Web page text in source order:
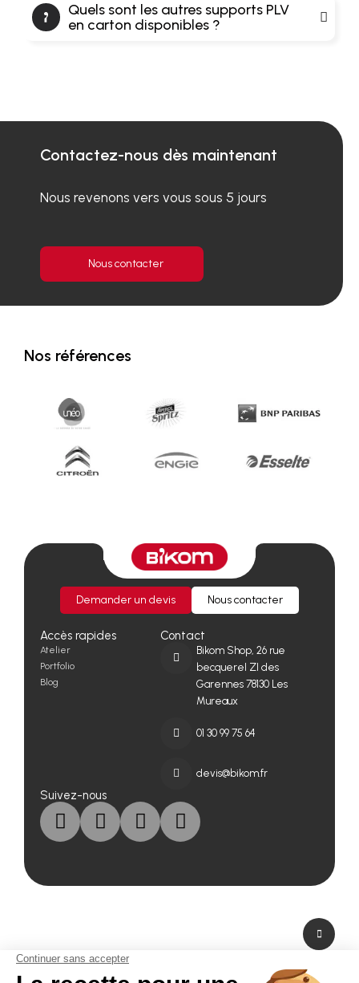
Quels sont les autres supports PLV
en carton disponibles ?
Contactez-nous dès maintenant
Nous revenons vers vous sous 5 jours
Nous contacter
Nos références
Demander un devis Nous contacter
Accès rapides
Atelier
Portfolio
Blog
Contact
Bikom Shop, 26 rue
becquerel ZI des
Garennes 78130 Les
Mureaux
01 30 99 75 64
devis@bikom.fr
Suivez-nous